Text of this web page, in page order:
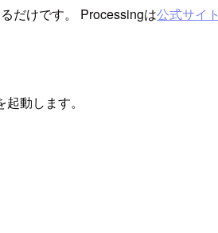
だけです。 Processingは公式サイト
動します。